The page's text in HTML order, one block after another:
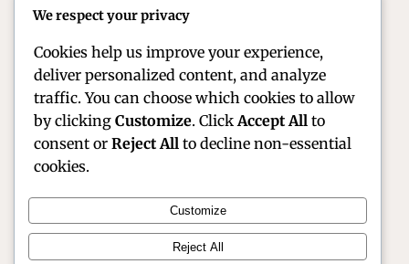
Kehadirannya tidak hanya
Official Site of Christian Montanari | Racer &
We respect your privacy
Cookies help us improve your experience,
deliver personalized content, and analyze
traffic. You can choose which cookies to allow
by clicking Customize. Click Accept All to
consent or Reject All to decline non-essential
cookies.
Customize
Reject All